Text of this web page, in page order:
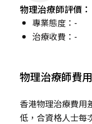
物理治療師評價：
專業態度：-
治療收費：-
物理治療師費用
香港物理治療費用
低，合資格人士每